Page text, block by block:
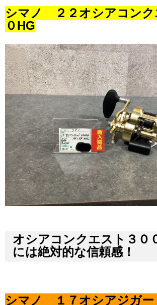
シマノ ２２オシアコンク
０HG
オシアコンクエスト３０
には絶対的な信頼感！
シマノ １７オシアジガー